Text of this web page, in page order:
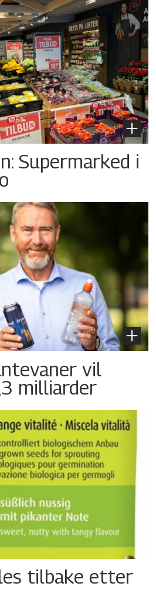
Supermarked i
vil
milliarder
tilbake etter